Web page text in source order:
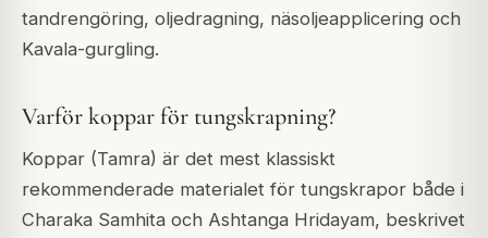
tandrengöring, oljedragning, näsoljeapplicering och
Kavala-gurgling.
Varför koppar för tungskrapning?
Koppar (Tamra) är det mest klassiskt
rekommenderade materialet för tungskrapor både i
Charaka Samhita och Ashtanga Hridayam, beskrivet